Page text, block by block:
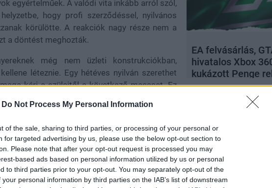
Do Not Process My Personal Information
of the sale, sharing to third parties, or processing of your personal or
for targeted advertising by us, please use the below opt-out section to
Please note that after your opt-out request is processed you may
based ads based on personal information utilized by us or personal
to third parties prior to your opt-out. You may separately opt-out of the
personal information by third parties on the IAB’s list of downstream
egyértelműek. A valódi vita inkább arról szól,
hogy profi szerződéssel, nyilvános
körülötte. A reakciók nagy része nem a
a döntést meghozták.
még nem üzleti konstrukciókban,
léteznie. Egy hétéves nyilván szerethet
kéri a szüleitől a következő meccset. Ez
köré profi környezetet építenek, miközben
kötöttségek és következmények
nagyon fiatalon feltűnő tehetségek. A
játékosok, akik már gyerekként rengeteget
EA felvásárlás,
hivatalos Xbox
kukázott Penge
Hype